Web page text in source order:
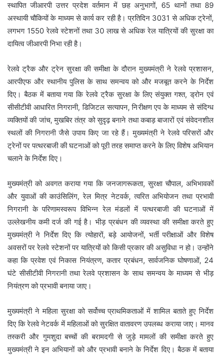
स्थापित जीआरपी उत्तर प्रदेश वर्तमान में छह अनुभागों, 65 थानों तथा 89
अस्थायी चौकियों के माध्यम से कार्य कर रही है। प्रतिदिन 3031 से अधिक ट्रेनों,
लगभग 1550 रेलवे स्टेशनों तथा 30 लाख से अधिक रेल यात्रियों की सुरक्षा का
दायित्व जीआरपी निभा रही है।
रेलवे ट्रैक और ट्रेन सुरक्षा की समीक्षा के दौरान मुख्यमंत्री ने रेलवे प्रशासन,
आरपीएफ और स्थानीय पुलिस के साथ समन्वय को और मजबूत करने के निर्देश
दिए। बैठक में बताया गया कि रेलवे ट्रैक सुरक्षा के लिए संयुक्त गश्त, ड्रोन एवं
सीसीटीवी आधारित निगरानी, डिजिटल सत्यापन, निरीक्षण एप के माध्यम से संदिग्ध
व्यक्तियों की जांच, मुखबिर तंत्र को सुदृढ़ बनाने तथा कबाड़ बाजारों एवं संवेदनशील
स्थलों की निगरानी जैसे उपाय किए जा रहे हैं। मुख्यमंत्री ने रेलवे परिसरों और
ट्रेनों पर पत्थरबाजी की घटनाओं को पूरी तरह समाप्त करने के लिए विशेष अभियान
चलाने के निर्देश दिए।
मुख्यमंत्री को अवगत कराया गया कि जनजागरूकता, सुरक्षा चौपाल, अभिभावकों
और युवाओं की काउंसिलिंग, रेल मित्र नेटवर्क, त्वरित अभियोजन तथा प्रभावी
निगरानी के परिणामस्वरूप विभिन्न रेल मंडलों में पत्थरबाजी की घटनाओं में
उल्लेखनीय कमी दर्ज की गई है। भीड़ प्रबंधन की व्यवस्था की समीक्षा करते हुए
मुख्यमंत्री ने निर्देश दिए कि त्योहारों, बड़े आयोजनों, भर्ती परीक्षाओं और विशेष
अवसरों पर रेलवे स्टेशनों पर यात्रियों को किसी प्रकार की असुविधा न हो। उन्होंने
कहा कि प्रवेश एवं निकास नियंत्रण, कतार प्रबंधन, सार्वजनिक घोषणाओं, 24
घंटे सीसीटीवी निगरानी तथा रेलवे प्रशासन के साथ समन्वय के माध्यम से भीड़
नियंत्रण को प्रभावी बनाया जाए।
मुख्यमंत्री ने महिला सुरक्षा को सर्वोच्च प्राथमिकताओं में शामिल बताते हुए निर्देश
दिए कि रेलवे नेटवर्क में महिलाओं को सुरक्षित वातावरण उपलब्ध कराया जाए। मानव
तस्करी और गुमशुदा बच्चों की बरामदगी से जुड़े मामलों की समीक्षा करते हुए
मुख्यमंत्री ने इन अभियानों को और प्रभावी बनाने के निर्देश दिए। बैठक में बताया